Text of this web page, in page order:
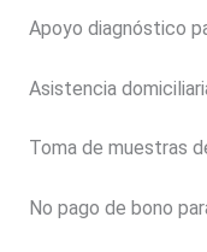
Apoyo diagnóstico
Asistencia
Toma de muestras
No pago de bono